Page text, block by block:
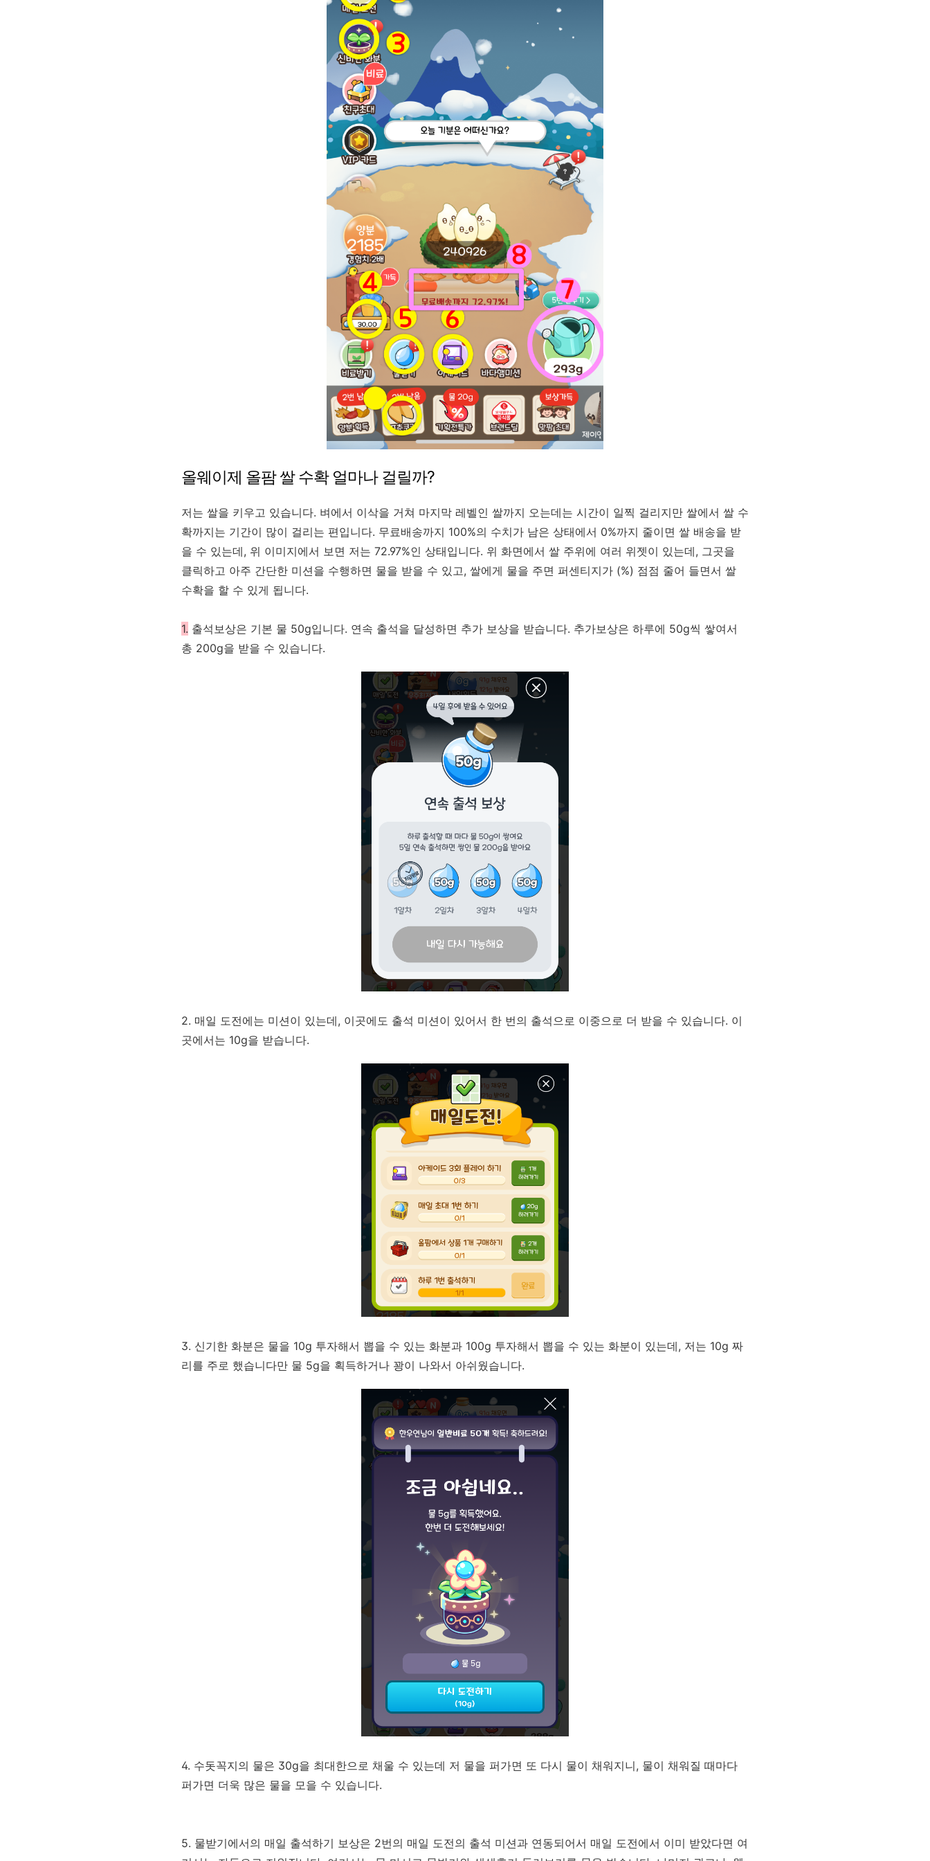
올웨이제 올팜 쌀 수확 얼마나 걸릴까?
저는 쌀을 키우고 있습니다. 벼에서 이삭을 거쳐 마지막 레벨인 쌀까지 오는데는 시간이 일찍 걸리지만 쌀에서 쌀 수
확까지는 기간이 많이 걸리는 편입니다. 무료배송까지 100%의 수치가 남은 상태에서 0%까지 줄이면 쌀 배송을 받
을 수 있는데, 위 이미지에서 보면 저는 72.97%인 상태입니다. 위 화면에서 쌀 주위에 여러 위젯이 있는데, 그곳을
클릭하고 아주 간단한 미션을 수행하면 물을 받을 수 있고, 쌀에게 물을 주면 퍼센티지가 (%) 점점 줄어 들면서 쌀
수확을 할 수 있게 됩니다.
1. 출석보상은 기본 물 50g입니다. 연속 출석을 달성하면 추가 보상을 받습니다. 추가보상은 하루에 50g씩 쌓여서
총 200g을 받을 수 있습니다.
2. 매일 도전에는 미션이 있는데, 이곳에도 출석 미션이 있어서 한 번의 출석으로 이중으로 더 받을 수 있습니다. 이
곳에서는 10g을 받습니다.
3. 신기한 화분은 물을 10g 투자해서 뽑을 수 있는 화분과 100g 투자해서 뽑을 수 있는 화분이 있는데, 저는 10g 짜
리를 주로 했습니다만 물 5g을 획득하거나 꽝이 나와서 아쉬웠습니다.
4. 수돗꼭지의 물은 30g을 최대한으로 채울 수 있는데 저 물을 퍼가면 또 다시 물이 채워지니, 물이 채워질 때마다
퍼가면 더욱 많은 물을 모을 수 있습니다.
5. 물받기에서의 매일 출석하기 보상은 2번의 매일 도전의 출석 미션과 연동되어서 매일 도전에서 이미 받았다면 여